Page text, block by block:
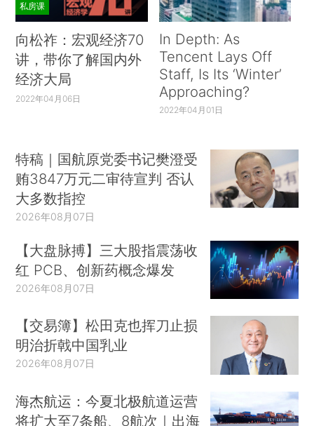
私房课
向松祚：宏观经济70
讲，带你了解国内外
经济大局
2022年04月06日
In Depth: As
Tencent Lays Off
Staff, Is Its ‘Winter’
Approaching?
2022年04月01日
特稿｜国航原党委书记樊澄受
贿3847万元二审待宣判 否认
大多数指控
2026年08月07日
【大盘脉搏】三大股指震荡收
红 PCB、创新药概念爆发
2026年08月07日
【交易簿】松田克也挥刀止损
明治折戟中国乳业
2026年08月07日
海杰航运：今夏北极航道运营
将扩大至7条船、8航次｜出海